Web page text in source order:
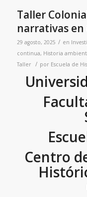
Taller
narrativas
29 agosto, 2025 / en
continua, Historia
Taller
/ por Escuela de
Centro